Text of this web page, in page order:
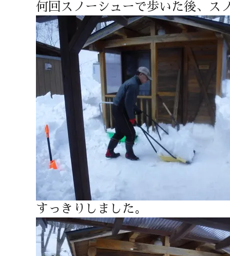
何回スノーシューで歩いた後、ス
すっきりしました。